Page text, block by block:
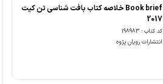
Book brief خلاصه کتاب بافت شناسی تن کیت
2017
کد کتاب : 198983
انتشارات رویان پژوه